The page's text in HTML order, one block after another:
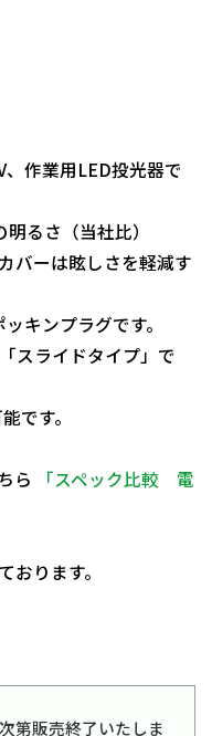
作業用LED投光器で
るさ（当社比）
バーは眩しさを軽減す
キンプラグです。
スライドタイプ」で
です。
ら
「スペック比較 電
ります。
第販売終了いたしま